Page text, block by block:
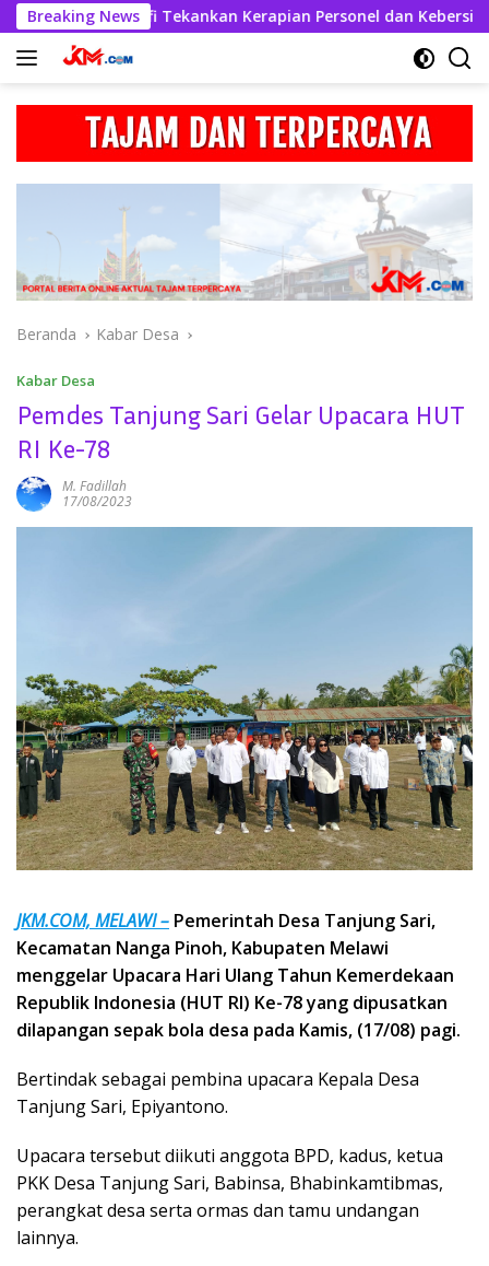
Langsung
ke
konten
Breaking News
Kahfi Tekankan Kerapian Personel dan Kebersihan
Beranda Kabar Desa
Kabar Desa
Pemdes Tanjung Sari Gelar Upacara HUT
RI Ke-78
M. Fadillah
17/08/2023
JKM.COM, MELAWI – Pemerintah Desa Tanjung Sari,
Kecamatan Nanga Pinoh, Kabupaten Melawi
menggelar Upacara Hari Ulang Tahun Kemerdekaan
Republik Indonesia (HUT RI) Ke-78 yang dipusatkan
dilapangan sepak bola desa pada Kamis, (17/08) pagi.
Bertindak sebagai pembina upacara Kepala Desa
Tanjung Sari, Epiyantono.
Upacara tersebut diikuti anggota BPD, kadus, ketua
PKK Desa Tanjung Sari, Babinsa, Bhabinkamtibmas,
perangkat desa serta ormas dan tamu undangan
lainnya.